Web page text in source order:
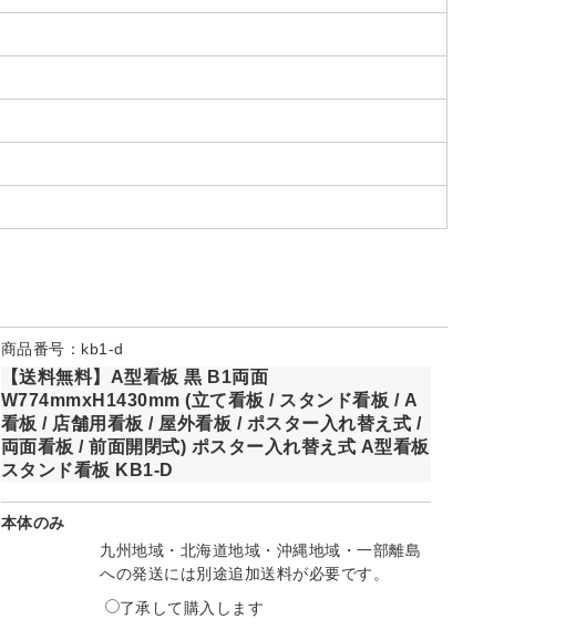
商品番号：kb1-d
【送料無料】A型看板 黒 B1両面
W774mmxH1430mm (立て看板 / スタンド看板 / A
看板 / 店舗用看板 / 屋外看板 / ポスター入れ替え式 /
両面看板 / 前面開閉式) ポスター入れ替え式 A型看板
スタンド看板 KB1-D
本体のみ
九州地域・北海道地域・沖縄地域・一部離島
への発送には別途追加送料が必要です。
了承して購入します